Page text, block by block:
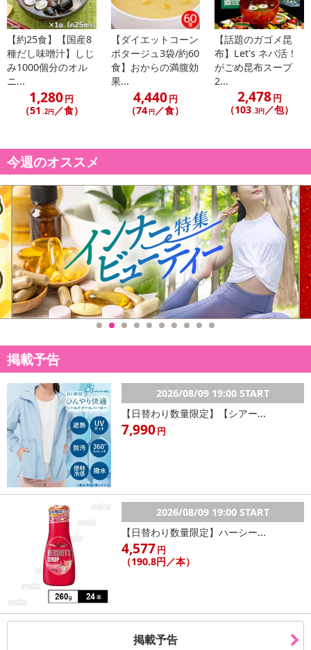
さい）
こちらの情報は2026年07月09日時点での情報となります。
【約25食】【国産8
種だし味噌汁】しじ
み1000個分のオル
ニ...
1,280円
（51 .2円／食）
【ダイエットコーン
ポタージュ3袋/約60
食】おからの満腹効
果...
4,440円
（74 円／食）
【話題のガゴメ昆
布】Let's ネバ活！
がごめ昆布スープ
2...
2,478円
（103.3円／包）
今週のオススメ
掲載予告
2026/08/09 19:00 START
【日替わり数量限定】【シアー...
7,990円
2026/08/09 19:00 START
【日替わり数量限定】ハーシー...
4,577円
（190.8円／本）
掲載予告